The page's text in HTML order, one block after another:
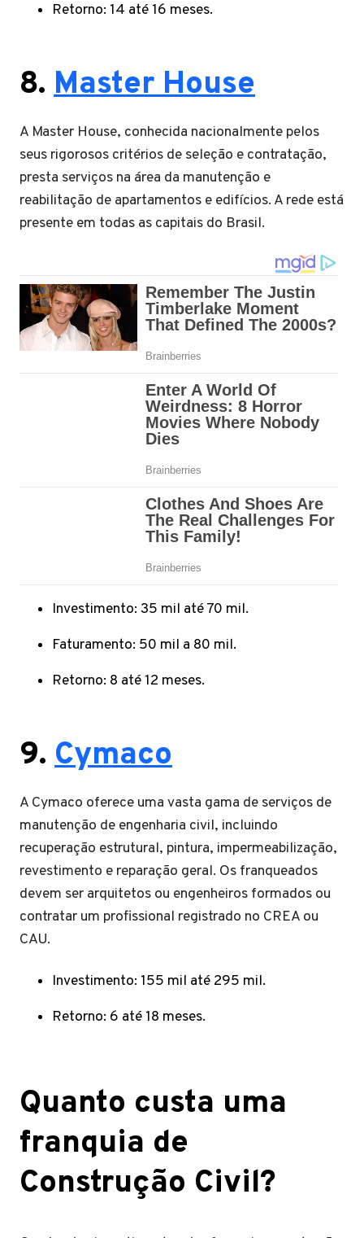
Retorno: 14 até 16 meses.
8. Master House
A Master House, conhecida nacionalmente pelos
seus rigorosos critérios de seleção e contratação,
presta serviços na área da manutenção e
reabilitação de apartamentos e edifícios. A rede está
presente em todas as capitais do Brasil.
Investimento: 35 mil até 70 mil.
Faturamento: 50 mil a 80 mil.
Retorno: 8 até 12 meses.
9. Cymaco
A Cymaco oferece uma vasta gama de serviços de
manutenção de engenharia civil, incluindo
recuperação estrutural, pintura, impermeabilização,
revestimento e reparação geral. Os franqueados
devem ser arquitetos ou engenheiros formados ou
contratar um profissional registrado no CREA ou
CAU.
Investimento: 155 mil até 295 mil.
Retorno: 6 até 18 meses.
Quanto custa uma
franquia de
Construção Civil?